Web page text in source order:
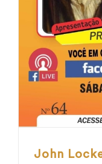
John